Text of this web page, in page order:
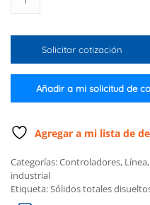
controlador
TDS
10.00
115/230
cantidad
Solicitar cotización
Añadir a mi solicitud de
Agregar a mi lista de
Categorías:Controladores, Línea,
industrial
Etiqueta:Sólidos totales